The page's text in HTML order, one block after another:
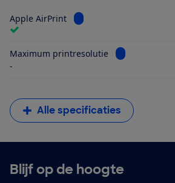
Apple AirPrint Bekijk informatie voor
Maximum printresolutie
Bekijk
-
Alle specificaties
Blijf op de hoogte